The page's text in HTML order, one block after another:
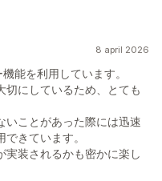
8 april 2026
能を利用しています。
切にしているため、とても
いことがあった際には迅速
きています。
実装されるかも密かに楽し